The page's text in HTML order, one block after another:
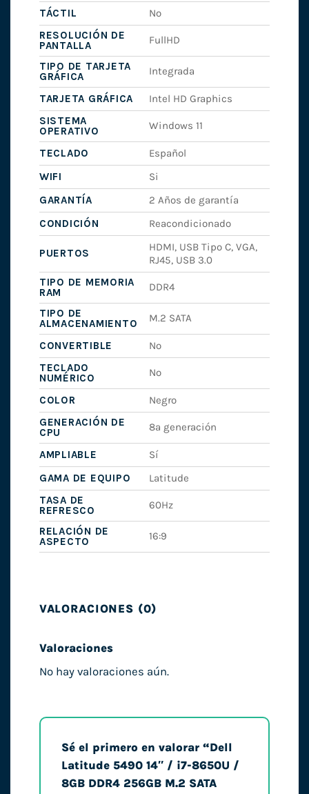
TÁCTIL
No
RESOLUCIÓN DE
PANTALLA
FullHD
TIPO DE TARJETA
GRÁFICA
Integrada
TARJETA GRÁFICA
Intel HD Graphics
SISTEMA
OPERATIVO
Windows 11
TECLADO
Español
WIFI
Si
GARANTÍA
2 Años de garantía
CONDICIÓN
Reacondicionado
PUERTOS
HDMI, USB Tipo C, VGA,
RJ45, USB 3.0
TIPO DE MEMORIA
RAM
DDR4
TIPO DE
ALMACENAMIENTO
M.2 SATA
CONVERTIBLE
No
TECLADO
NUMÉRICO
No
COLOR
Negro
GENERACIÓN DE
CPU
8ª generación
AMPLIABLE
Sí
GAMA DE EQUIPO
Latitude
TASA DE
REFRESCO
60Hz
RELACIÓN DE
ASPECTO
16:9
VALORACIONES (0)
Valoraciones
No hay valoraciones aún.
Sé el primero en valorar “Dell
Latitude 5490 14″ / i7-8650U /
8GB DDR4 256GB M.2 SATA